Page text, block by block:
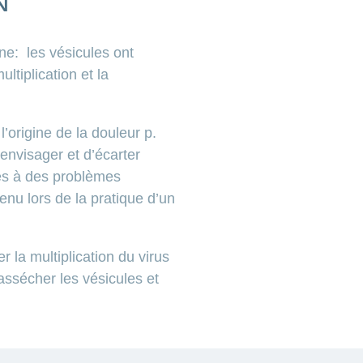
les vésicules ont
et la
de la douleur p.
et d’écarter
à des problèmes
lors de la pratique d’un
la multiplication du virus
les vésicules et